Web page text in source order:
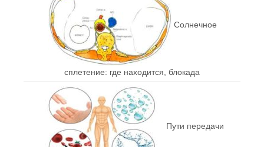
Солнечное
сплетение: где находится, блокада
Пути передачи